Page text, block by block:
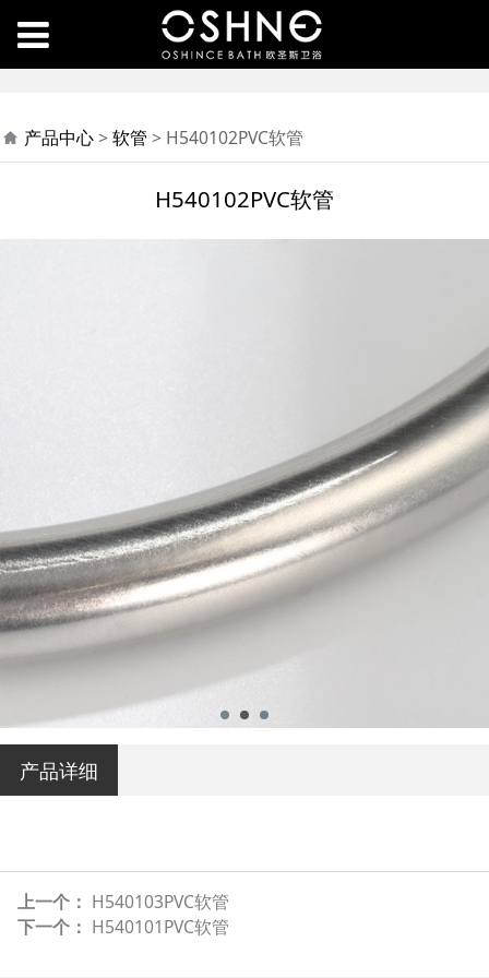
H540102PVC软管
产品中心> 软管 > H540102PVC软管
H540102PVC软管
产品详细
上一个： H540103PVC软管
下一个： H540101PVC软管